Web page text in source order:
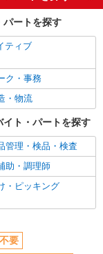
パートを探す
ティブ
ク・事務
・物流
ト・パートを探す
管理・検品・検査
助・調理師
・ピッキング
要